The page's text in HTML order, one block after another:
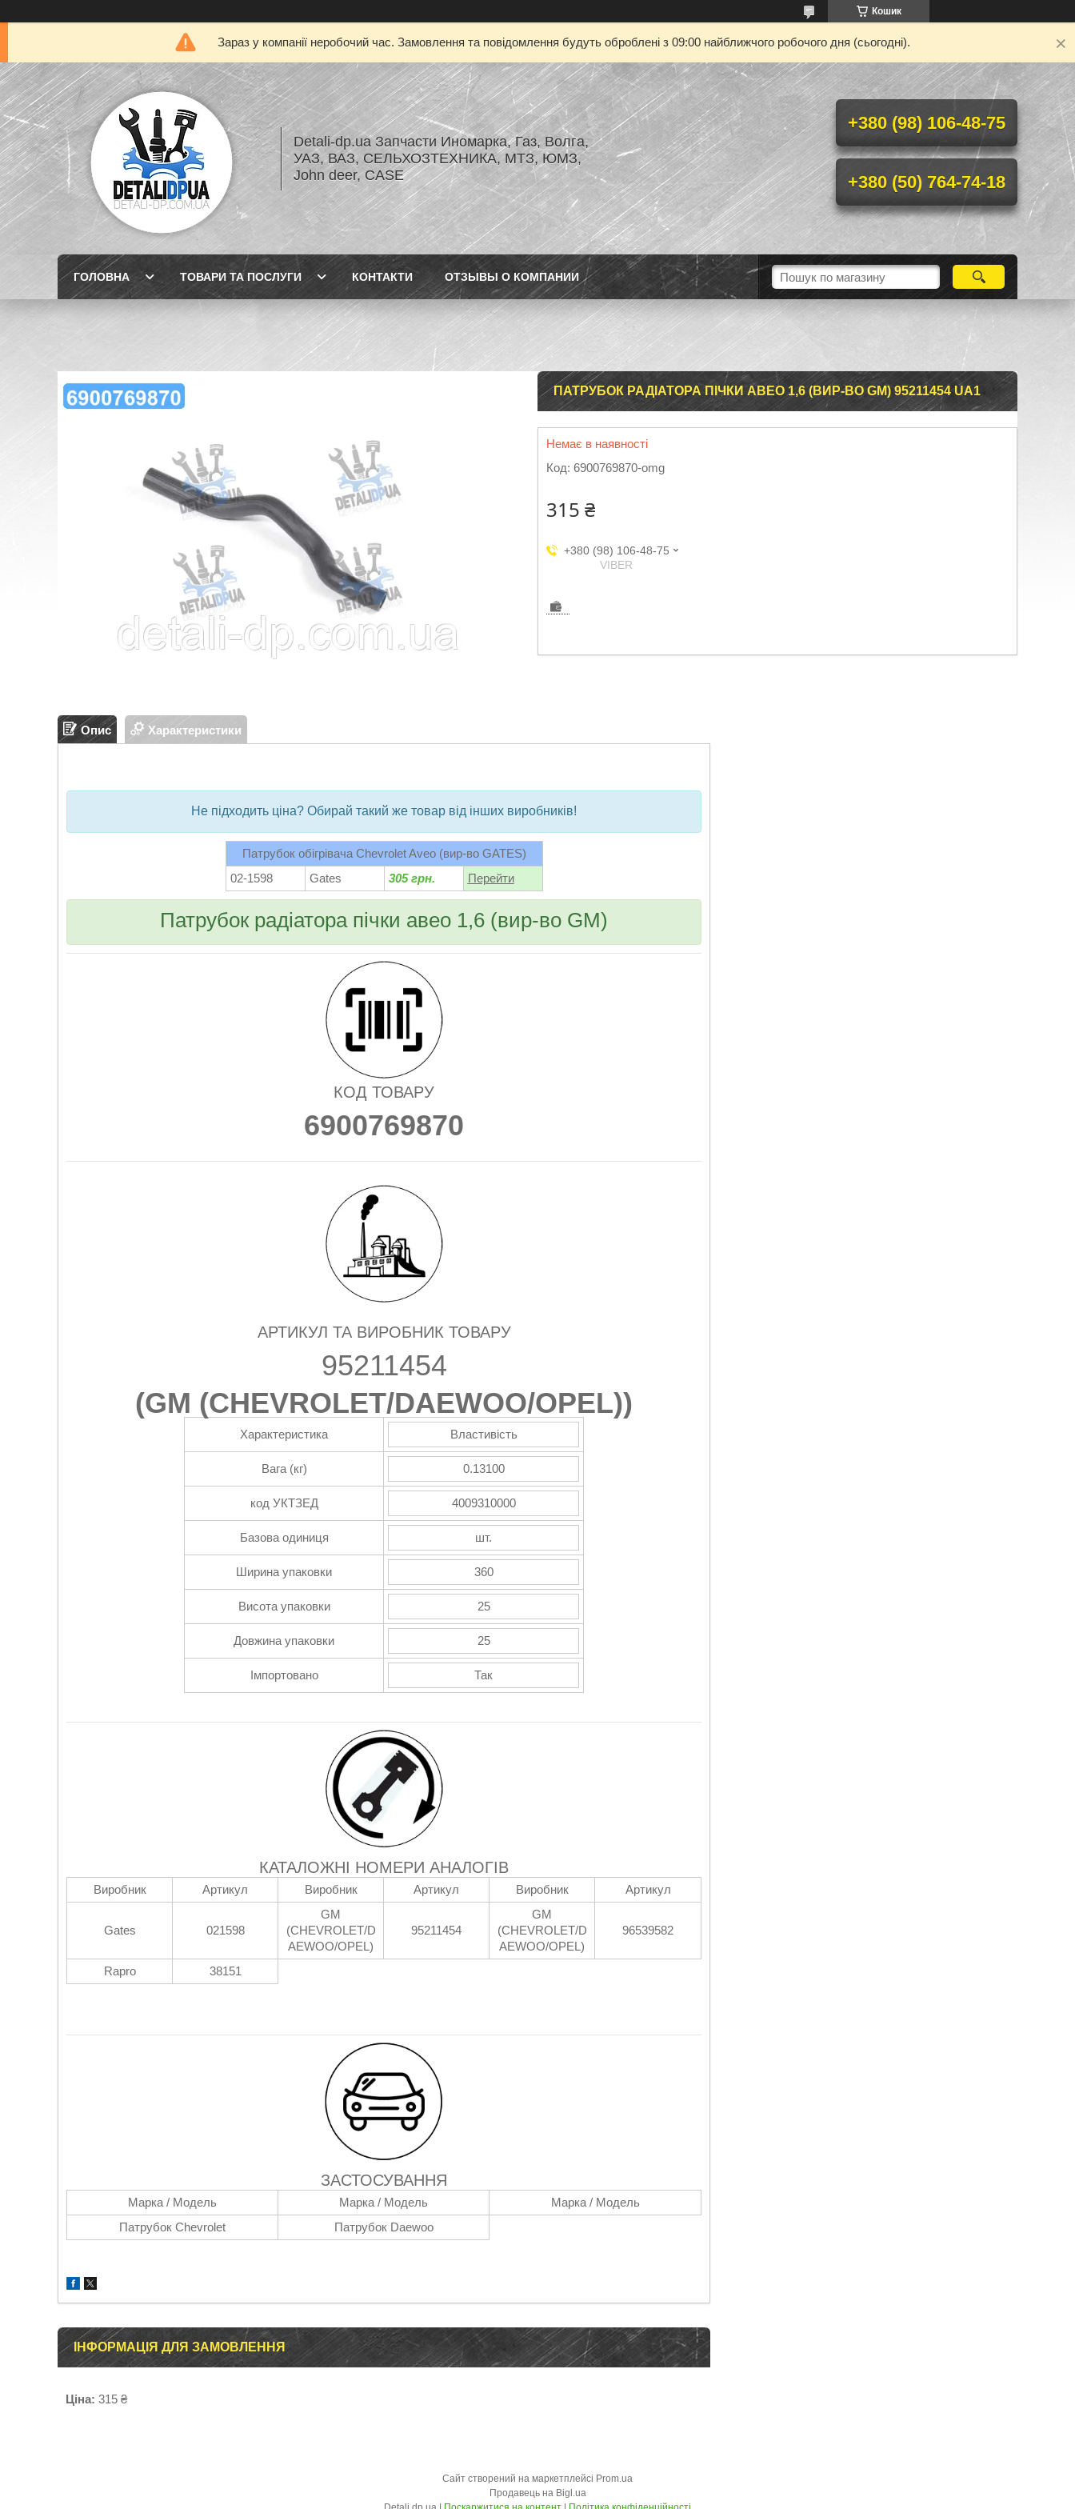
Кошик
Зараз у компанії неробочий час. Замовлення та повідомлення будуть оброблені з 09:00 найближчого робочого дня (сьогодні).
Detali-dp.ua Запчасти Иномарка, Газ, Волга,
УАЗ, ВАЗ, СЕЛЬХОЗТЕХНИКА, МТЗ, ЮМЗ,
John deer, CASE
+380 (98) 106-48-75
+380 (50) 764-74-18
ГОЛОВНА ТОВАРИ ТА ПОСЛУГИ КОНТАКТИ ОТЗЫВЫ О КОМПАНИИ
ПАТРУБОК РАДІАТОРА ПІЧКИ АВЕО 1,6 (ВИР-ВО GM) 95211454 UA1
Немає в наявності
Код: 6900769870-omg
315 ₴
+380 (98) 106-48-75
VIBER
Опис Характеристики
Не підходить ціна? Обирай такий же товар від інших виробників!
Патрубок обігрівача Chevrolet Aveo (вир-во GATES)
02-1598
Gates 305 грн. Перейти
Патрубок радіатора пічки авео 1,6 (вир-во GM)
КОД ТОВАРУ
6900769870
АРТИКУЛ ТА ВИРОБНИК ТОВАРУ
95211454
(GM (CHEVROLET/DAEWOO/OPEL))
Характеристика Властивість
Вага (кг) 0.13100
код УКТЗЕД 4009310000
Базова одиниця шт.
Ширина упаковки 360
Висота упаковки 25
Довжина упаковки 25
Імпортовано Так
КАТАЛОЖНІ НОМЕРИ АНАЛОГІВ
Виробник Артикул Виробник Артикул Виробник Артикул
Gates 021598
GM
(CHEVROLET/D
AEWOO/OPEL)
95211454
GM
(CHEVROLET/D
AEWOO/OPEL)
96539582
Rapro 38151
ЗАСТОСУВАННЯ
Марка / Модель Марка / Модель
Марка / Модель
Патрубок Chevrolet
Патрубок Daewoo
ІНФОРМАЦІЯ ДЛЯ ЗАМОВЛЕННЯ
Ціна: 315 ₴
Сайт створений на маркетплейсі Prom.ua
Продавець на Bigl.ua